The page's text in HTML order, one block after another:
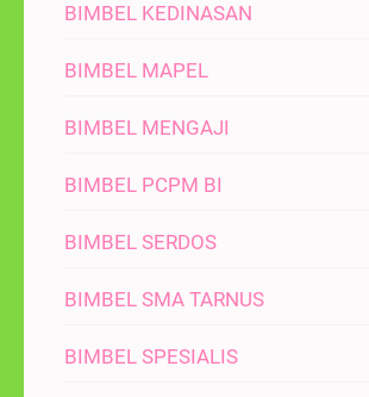
BIMBEL KEDINASAN
BIMBEL MAPEL
BIMBEL MENGAJI
BIMBEL PCPM BI
BIMBEL SERDOS
BIMBEL SMA TARNUS
BIMBEL SPESIALIS